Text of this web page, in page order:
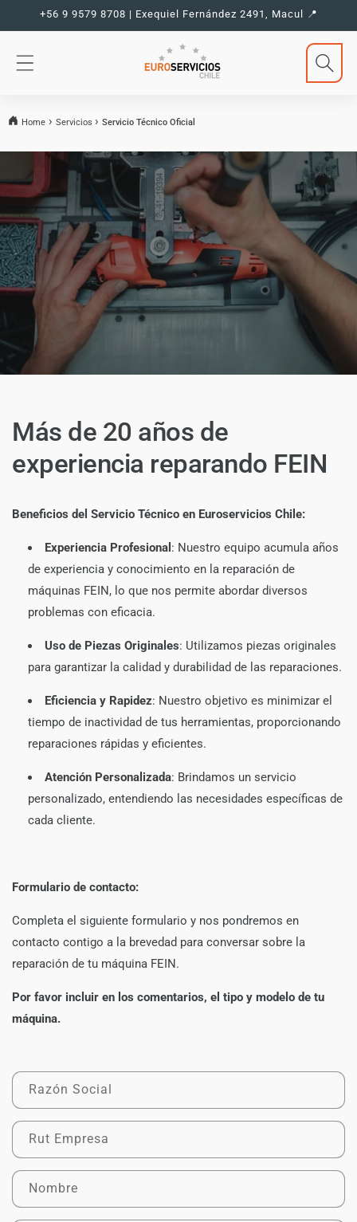
directamente
al contenido
+56 9 9579 8708 | Exequiel Fernández 2491, Macul 📍
Home Servicios Servicio Técnico Oficial
Más de 20 años de
experiencia reparando FEIN
Beneficios del Servicio Técnico en Euroservicios Chile:
Experiencia Profesional : Nuestro equipo acumula años
de experiencia y conocimiento en la reparación de
máquinas FEIN, lo que nos permite abordar diversos
problemas con eficacia.
Uso de Piezas Originales: Utilizamos piezas originales
para garantizar la calidad y durabilidad de las reparaciones.
Eficiencia y Rapidez: Nuestro objetivo es minimizar el
tiempo de inactividad de tus herramientas, proporcionando
reparaciones rápidas y eficientes.
Atención Personalizada: Brindamos un servicio
personalizado, entendiendo las necesidades específicas de
cada cliente.
Formulario de contacto:
Completa el siguiente formulario y nos pondremos en
contacto contigo a la brevedad para conversar sobre la
reparación de tu máquina FEIN.
Por favor incluir en los comentarios, el tipo y modelo de tu
máquina.
F
o
r
m
u
l
Razón Social
Rut Empresa
Nombre